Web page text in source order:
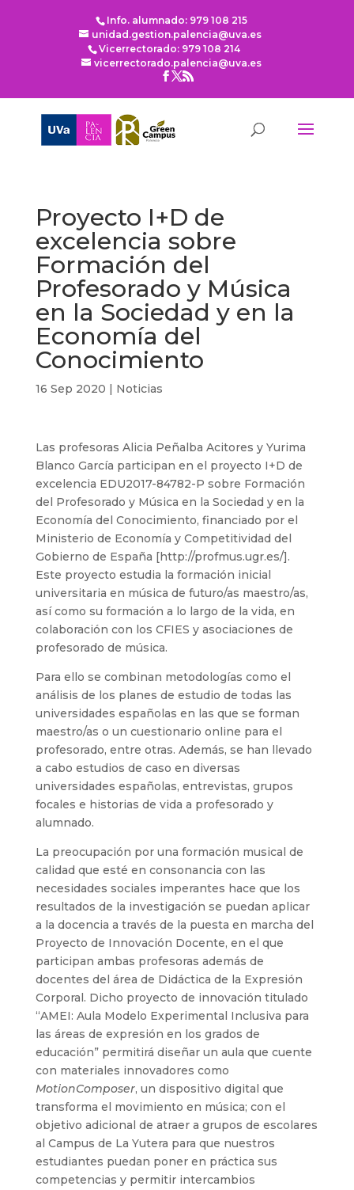
Info. alumnado: 979 108 215
unidad.gestion.palencia@uva.es
Vicerrectorado: 979 108 214
vicerrectorado.palencia@uva.es
Proyecto I+D de
excelencia sobre
Formación del
Profesorado y Música
en la Sociedad y en la
Economía del
Conocimiento
16 Sep 2020 | Noticias
Las profesoras Alicia Peñalba Acitores y Yurima
Blanco García participan en el proyecto I+D de
excelencia EDU2017-84782-P sobre Formación
del Profesorado y Música en la Sociedad y en la
Economía del Conocimiento, financiado por el
Ministerio de Economía y Competitividad del
Gobierno de España [http://profmus.ugr.es/].
Este proyecto estudia la formación inicial
universitaria en música de futuro/as maestro/as,
así como su formación a lo largo de la vida, en
colaboración con los CFIES y asociaciones de
profesorado de música.
Para ello se combinan metodologías como el
análisis de los planes de estudio de todas las
universidades españolas en las que se forman
maestro/as o un cuestionario online para el
profesorado, entre otras. Además, se han llevado
a cabo estudios de caso en diversas
universidades españolas, entrevistas, grupos
focales e historias de vida a profesorado y
alumnado.
La preocupación por una formación musical de
calidad que esté en consonancia con las
necesidades sociales imperantes hace que los
resultados de la investigación se puedan aplicar
a la docencia a través de la puesta en marcha del
Proyecto de Innovación Docente, en el que
participan ambas profesoras además de
docentes del área de Didáctica de la Expresión
Corporal. Dicho proyecto de innovación titulado
“AMEI: Aula Modelo Experimental Inclusiva para
las áreas de expresión en los grados de
educación” permitirá diseñar un aula que cuente
con materiales innovadores como
MotionComposer, un dispositivo digital que
transforma el movimiento en música; con el
objetivo adicional de atraer a grupos de escolares
al Campus de La Yutera para que nuestros
estudiantes puedan poner en práctica sus
competencias y permitir intercambios